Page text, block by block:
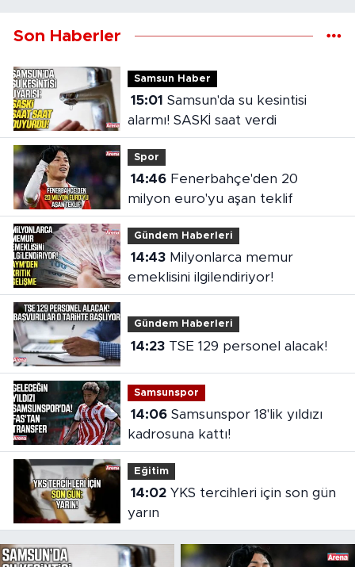
Son Haberler
Samsun Haber
15:01
alarmı! SASKİ saat verdi
Spor
14:46Fenerbahçe'den 20
milyon euro'yu aşan teklif
Gündem Haberleri
14:43Milyonlarca memur
emeklisini ilgilendiriyor!
Gündem Haberleri
14:23 TSE 129 personel alacak!
Samsunspor
14:06Samsunspor 18'lik yıldızı
kadrosuna kattı!
Eğitim
14:02YKS tercihleri için son gün
yarın